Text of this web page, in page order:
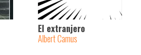
El extranjero
Albert Camus